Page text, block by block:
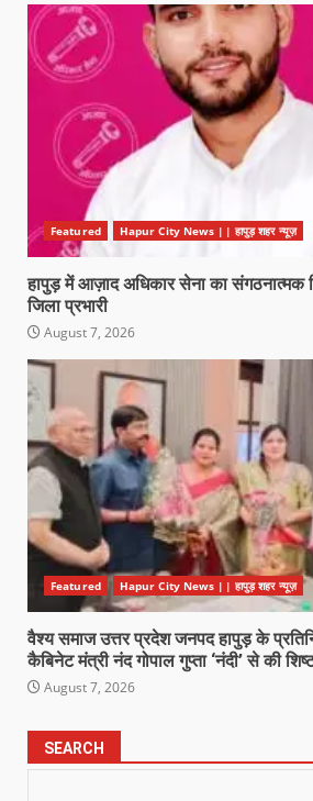
Featured Hapur City News || हापुड़ शहर न्यूज़
हापुड़ में आज़ाद अधिकार सेना का संगठनात्मक
जिला प्रभारी
August 7, 2026
Featured Hapur City News || हापुड़ शहर न्यूज़
वैश्य समाज उत्तर प्रदेश जनपद हापुड़ के
कैबिनेट मंत्री नंद गोपाल गुप्ता ‘नंदी’ से की
August 7, 2026
SEARCH